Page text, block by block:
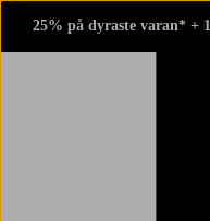
25% på dyraste varan* +